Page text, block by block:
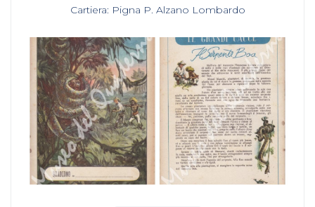
Cartiera: Pigna P. Alzano Lombardo